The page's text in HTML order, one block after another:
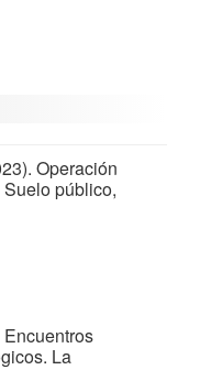
Operación
público,
La